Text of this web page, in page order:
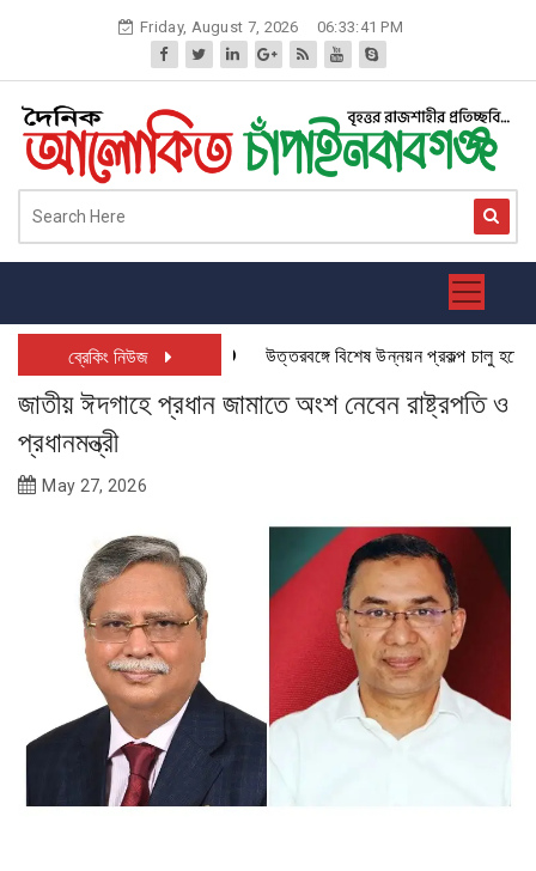
Friday, August 7, 2026 06:33:42 PM
ব্রেকিং নিউজ উত্তরবঙ্গে বিশেষ উন্নয়ন প্রকল্প চালু হতে
জাতীয় ঈদগাহে প্রধান জামাতে অংশ নেবেন রাষ্ট্রপতি ও
প্রধানমন্ত্রী
May 27, 2026